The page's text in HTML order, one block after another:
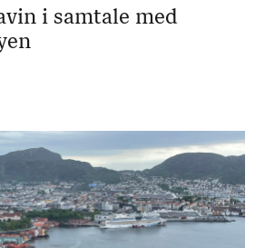
i samtale med